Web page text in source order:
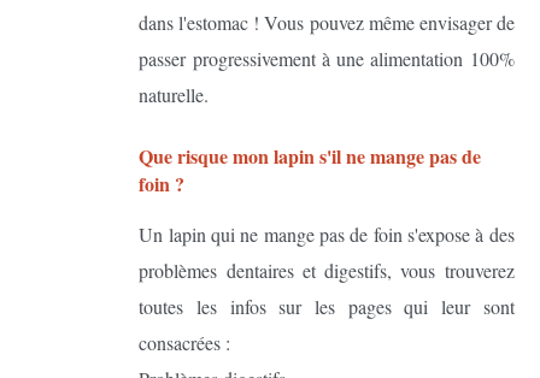
dans l'estomac ! Vous pouvez même envisager de
passer progressivement à une alimentation 100%
naturelle.
Que risque mon lapin s'il ne mange pas de
foin ?
Un lapin qui ne mange pas de foin s'expose à des
problèmes dentaires et digestifs, vous trouverez
toutes les infos sur les pages qui leur sont
consacrées :